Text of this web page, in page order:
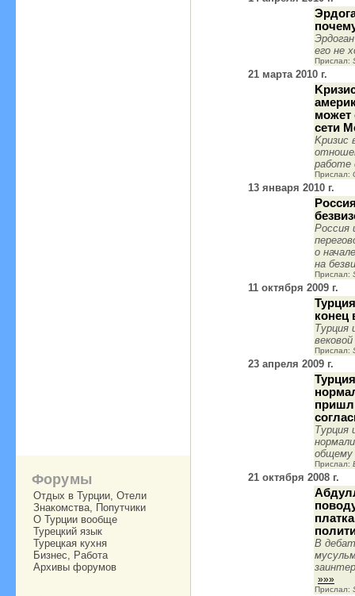
его не
Прислал:
21 марта 2010 г.
может
сети
Kризис
работе
Прислал:
13 января 2010 г.
Россия
о
на
Прислал:
11 октября 2009 г.
конец
Турция
Прислал:
23 апреля 2009 г.
Турция
общему
Прислал:
21 октября 2008 г.
В
»»»
Прислал:
Форумы
Отдых в Турции, Отели
Знакомства, Попутчики
О Турции вообще
Турецкий язык
Турецкая кухня
Бизнес, Работа
Архивы форумов